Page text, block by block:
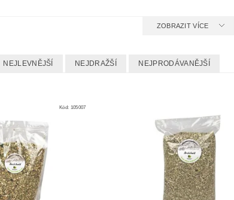
ZOBRAZIT VÍCE
NEJLEVNĚJŠÍ NEJDRAŽŠÍ NEJPRODÁVANĚJŠÍ
Kód: 105007